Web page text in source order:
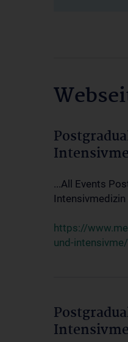
...All Events
https://
und-intensivme/